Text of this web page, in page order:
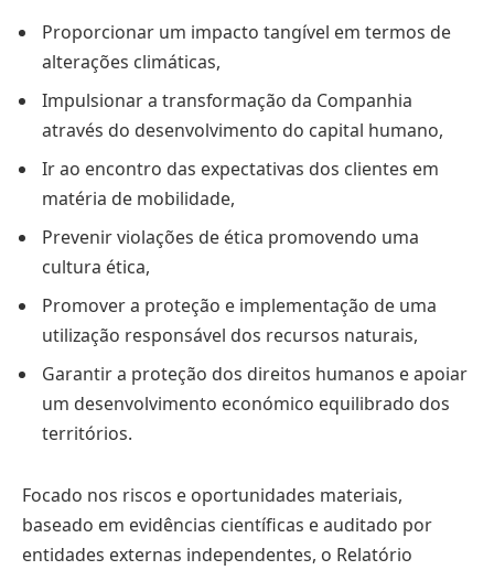
Proporcionar um impacto tangível em termos de
alterações climáticas,
Impulsionar a transformação da Companhia
através do desenvolvimento do capital humano,
Ir ao encontro das expectativas dos clientes em
matéria de mobilidade,
Prevenir violações de ética promovendo uma
cultura ética,
Promover a proteção e implementação de uma
utilização responsável dos recursos naturais,
Garantir a proteção dos direitos humanos e apoiar
um desenvolvimento económico equilibrado dos
territórios.
Focado nos riscos e oportunidades materiais,
baseado em evidências científicas e auditado por
entidades externas independentes, o Relatório